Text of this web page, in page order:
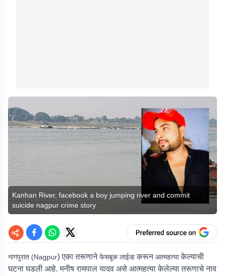
Kanhan River, facebook a boy jumping river and commit
suicide nagpur crime story
नागपुरात (Nagpur) एका तरूणानेफेसबूक लाईव्हकरूनआत्महत्याकेल्याची
घटना घडली आहे. मनीष रामपाल यादव असे आत्महत्या केलेल्या तरूणाचे नाव